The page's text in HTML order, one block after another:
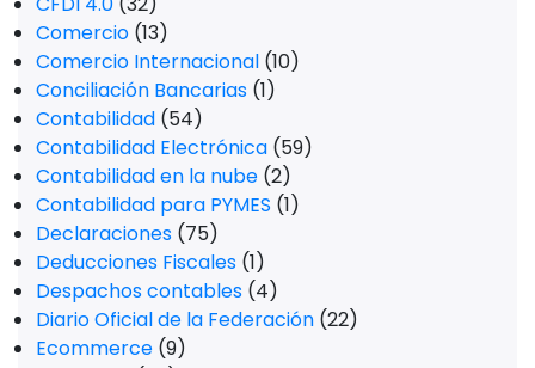
Comercio (13)
Comercio Internacional (10)
Conciliación Bancarias (1)
Contabilidad (54)
Contabilidad Electrónica (59)
Contabilidad en la nube (2)
Contabilidad para PYMES (1)
Declaraciones (75)
Deducciones Fiscales (1)
Despachos contables (4)
Diario Oficial de la Federación (22)
Ecommerce (9)